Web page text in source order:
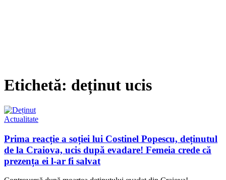
Etichetă: deținut ucis
Actualitate
Prima reacție a soției lui Costinel Popescu, deținutul
de la Craiova, ucis după evadare! Femeia crede că
prezența ei l-ar fi salvat